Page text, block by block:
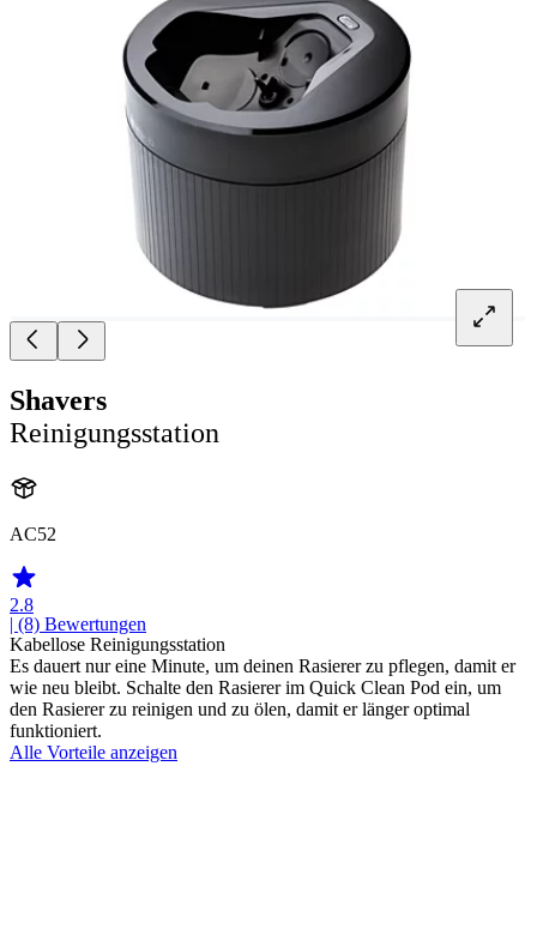
Shavers
Reinigungsstation
AC52
2.8
| (8) Bewertungen
Kabellose Reinigungsstation
Es dauert nur eine Minute, um deinen Rasierer zu pflegen, damit er
wie neu bleibt. Schalte den Rasierer im Quick Clean Pod ein, um
den Rasierer zu reinigen und zu ölen, damit er länger optimal
funktioniert.
Alle Vorteile anzeigen